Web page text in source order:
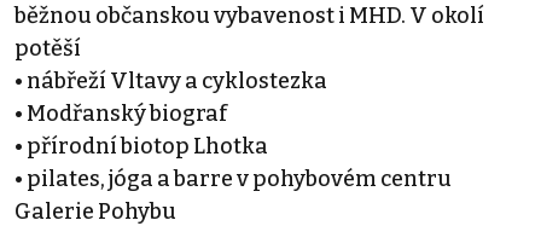
běžnou občanskou vybavenost i MHD. V okolí
potěší
• nábřeží Vltavy a cyklostezka
• Modřanský biograf
• přírodní biotop Lhotka
• pilates, jóga a barre v pohybovém centru
Galerie Pohybu